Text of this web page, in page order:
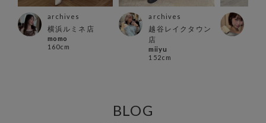
archives
横浜ルミネ店
momo
160cm
archives
越谷レイクタウン
店
miiyu
152cm
BLOG